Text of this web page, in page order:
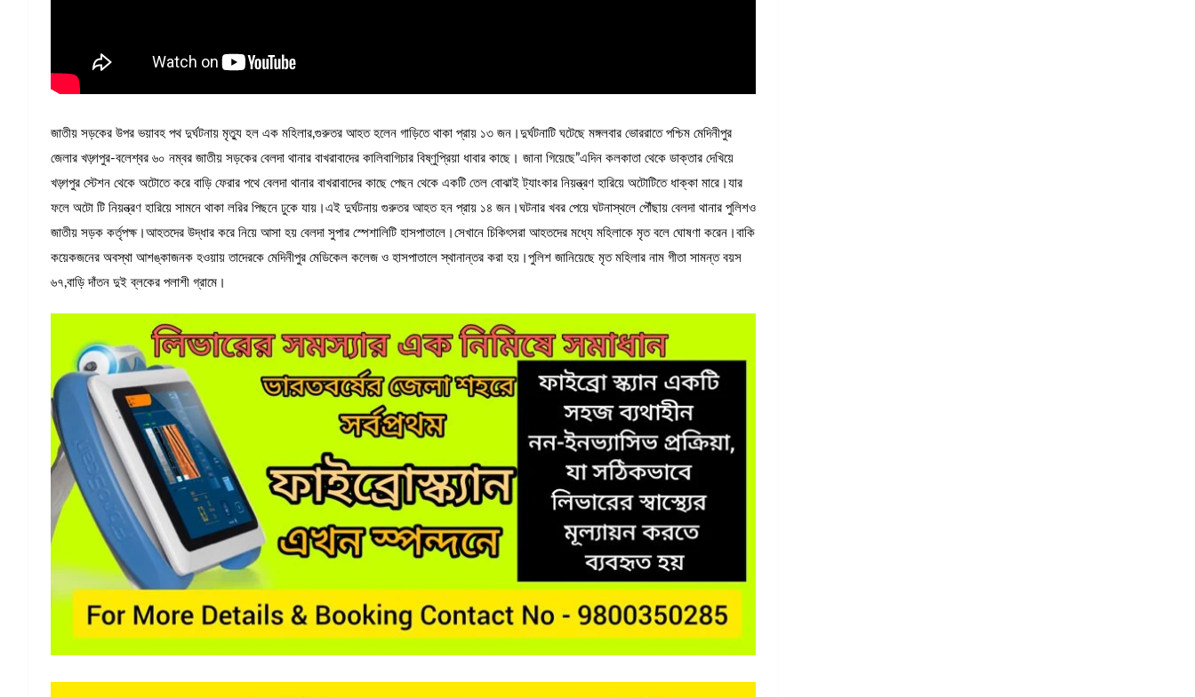
জাতীয় সড়কের উপর ভয়াবহ পথ দুর্ঘটনায় মৃত্যু হল এক মহিলার,গুরুতর আহত হলেন গাড়িতে থাকা প্রায় ১৩ জন।দুর্ঘটনাটি ঘটেছে মঙ্গলবার ভোররাতে পশ্চিম মেদিনীপুর
জেলার খড়্গপুর-বলেশ্বর ৬০ নম্বর জাতীয় সড়কের বেলদা থানার বাখরাবাদের কালিবাগিচার বিষ্ণুপ্রিয়া ধাবার কাছে। জানা গিয়েছে”এদিন কলকাতা থেকে ডাক্তার দেখিয়ে
খড়্গপুর স্টেশন থেকে অটোতে করে বাড়ি ফেরার পথে বেলদা থানার বাখরাবাদের কাছে পেছন থেকে একটি তেল বোঝাই ট্যাংকার নিয়ন্ত্রণ হারিয়ে অটোটিতে ধাক্কা মারে।যার
ফলে অটো টি নিয়ন্ত্রণ হারিয়ে সামনে থাকা লরির পিছনে ঢুকে যায়।এই দুর্ঘটনায় গুরুতর আহত হন প্রায় ১৪ জন।ঘটনার খবর পেয়ে ঘটনাস্থলে পৌঁছায় বেলদা থানার পুলিশও
জাতীয় সড়ক কর্তৃপক্ষ।আহতদের উদ্ধার করে নিয়ে আসা হয় বেলদা সুপার স্পেশালিটি হাসপাতালে।সেখানে চিকিৎসরা আহতদের মধ্যে মহিলাকে মৃত বলে ঘোষণা করেন।বাকি
কয়েকজনের অবস্থা আশঙ্কাজনক হওয়ায় তাদেরকে মেদিনীপুর মেডিকেল কলেজ ও হাসপাতালে স্থানান্তর করা হয়।পুলিশ জানিয়েছে মৃত মহিলার নাম গীতা সামন্ত বয়স
৬৭,বাড়ি দাঁতন দুই ব্লকের পলাশী গ্রামে।